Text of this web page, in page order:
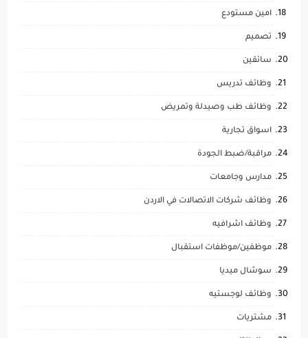
امين مستودع
تصميم
سائقين
وظائف تدريس
وظائف طب وصيدلة وتمريض
اسواق تجارية
مراقبة/ضبط الجودة
مدارس وجامعات
وظائف شركات الاتصالات في الاردن
وظائف اشرافيه
موظفين/موظفات استقبال
سوشال ميديا
وظائف لوجستيه
مشتريات